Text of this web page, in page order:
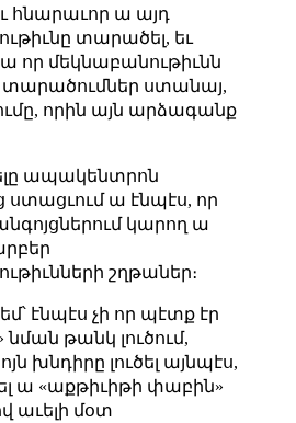
հնարաւոր ա այդ
տարածել, եւ
որ մեկնաբանութիւնն
տարածումներ ստանայ,
որին այն արձագանք
ապակենտրոն
ստացւում ա էնպէս, որ
կարող ա
շղթաներ։
էնպէս չի որ պէտք էր
նման թանկ լուծում,
խնդիրը լուծել այնպէս,
ա «աքթիւիթի փաբին»
աւելի մօտ